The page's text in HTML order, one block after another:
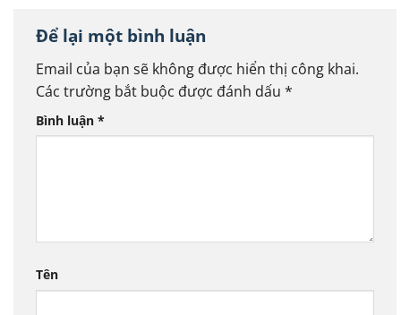
Để lại một bình luận
Email của bạn sẽ không được hiển thị công khai.
Các trường bắt buộc được đánh dấu *
Bình luận *
Tên